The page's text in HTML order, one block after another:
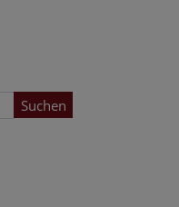
Suchen